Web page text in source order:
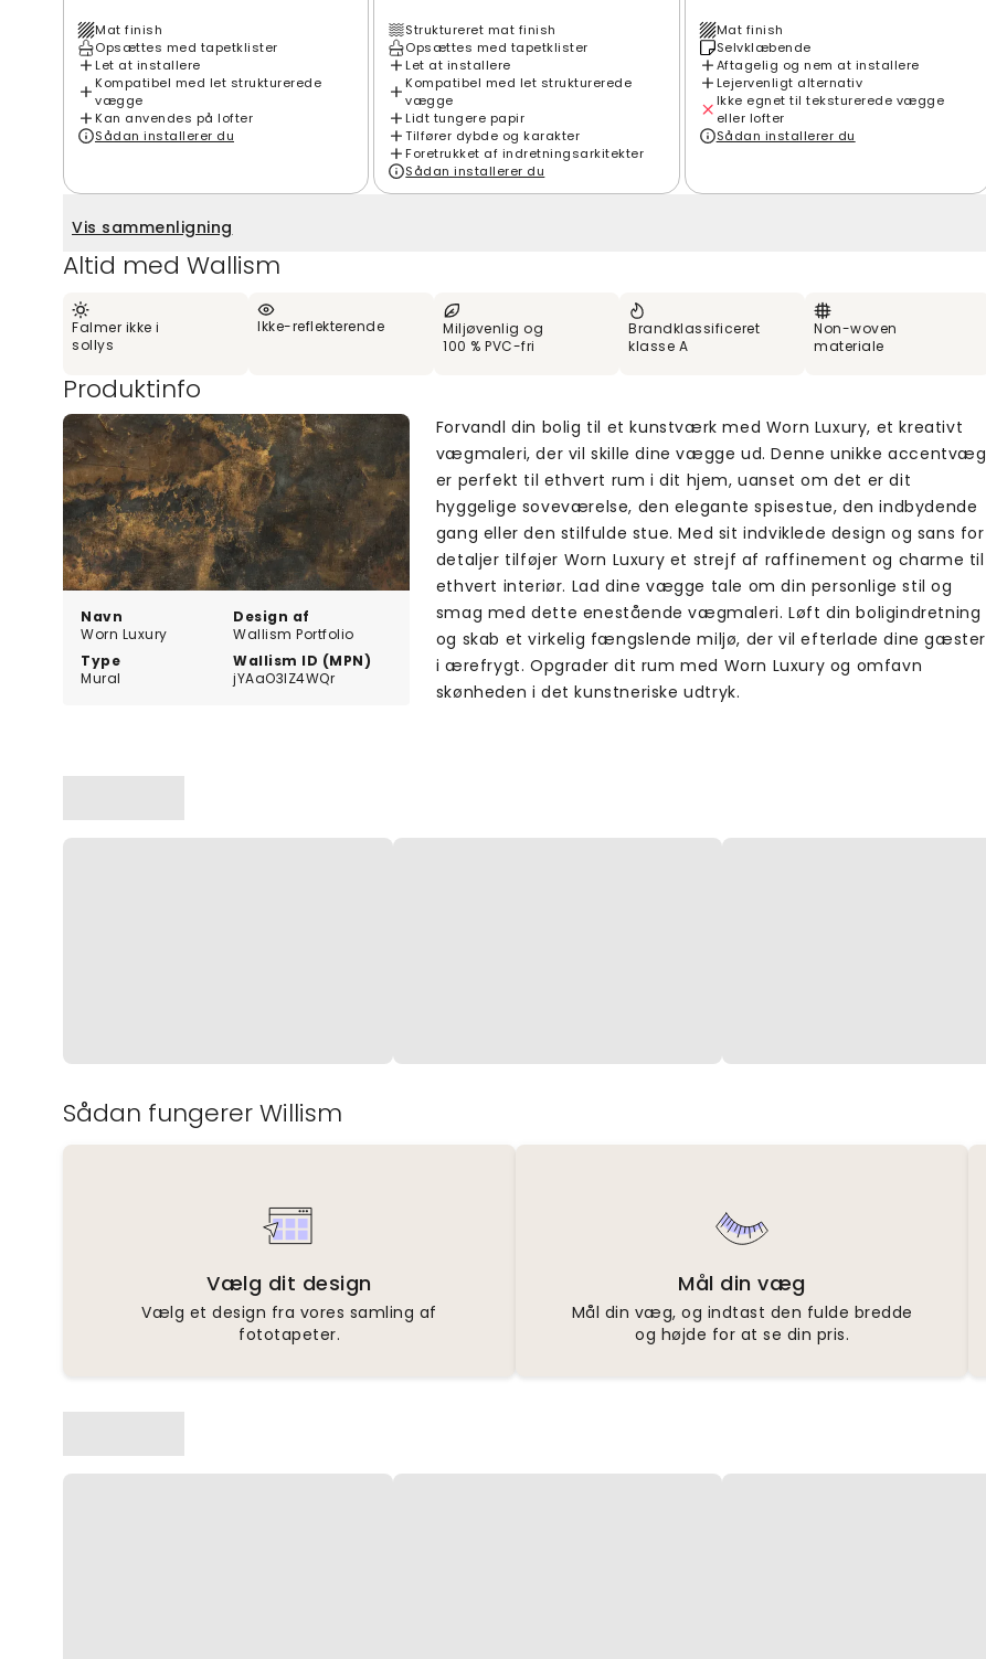
Mat finish
Opsættes med tapetklister
Let at installere
Kompatibel med let strukturerede
vægge
Kan anvendes på lofter
Sådan installerer du
Struktureret mat finish
Opsættes med tapetklister
Let at installere
Kompatibel med let strukturerede
vægge
Lidt tungere papir
Tilfører dybde og karakter
Foretrukket af indretningsarkitekter
Sådan installerer du
Mat finish
Selvklæbende
Aftagelig og nem at installere
Lejervenligt alternativ
Ikke egnet til teksturerede vægge
eller lofter
Sådan installerer du
Vis sammenligning
Altid med Wallism
Falmer ikke i
sollys
Ikke-reflekterende
Miljøvenlig og
100 % PVC-fri
Brandklassificeret
klasse A
Non-woven
materiale
Produktinfo
Navn
Worn Luxury
Design af
Wallism Portfolio
Type
Mural
Wallism ID (MPN)
jYAaO3lZ4WQr
Forvandl din bolig til et kunstværk med Worn Luxury, et kreativt
vægmaleri, der vil skille dine vægge ud. Denne unikke accentvæg
er perfekt til ethvert rum i dit hjem, uanset om det er dit
hyggelige soveværelse, den elegante spisestue, den indbydende
gang eller den stilfulde stue. Med sit indviklede design og sans for
detaljer tilføjer Worn Luxury et strejf af raffinement og charme til
ethvert interiør. Lad dine vægge tale om din personlige stil og
smag med dette enestående vægmaleri. Løft din boligindretning
og skab et virkelig fængslende miljø, der vil efterlade dine gæster
i ærefrygt. Opgrader dit rum med Worn Luxury og omfavn
skønheden i det kunstneriske udtryk.
Sådan fungerer Willism
Vælg dit design
Vælg et design fra vores samling af
fototapeter.
Mål din væg
Mål din væg, og indtast den fulde bredde
og højde for at se din pris.